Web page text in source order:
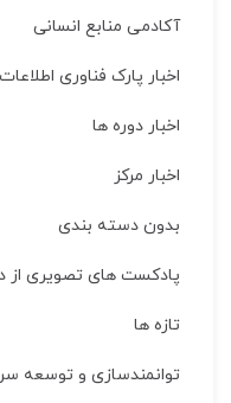
آکادمی منابع انسانی
اخبار پارک فناوری اطلاعات
اخبار دوره ها
اخبار مركز
بدون دسته بندی
پادکست های تصویری از
تازه ها
توانمندسازی و توسعه